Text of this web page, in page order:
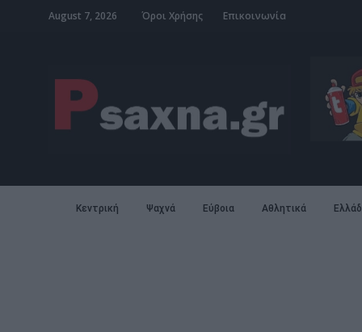
August 7, 2026 Όροι Χρήσης Επικοινωνία
Κεντρική Ψαχνά Εύβοια Αθλητικά